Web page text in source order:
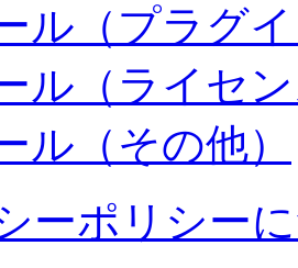
ル（プラグ
ル（ライセ
ル（その他）
ーポリシー